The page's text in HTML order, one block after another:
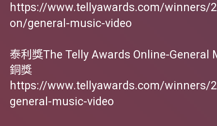
https://www.tellyawards.com/winners/
on/general-music-video
泰利獎The Telly Awards Online-General
銅獎
https://www.tellyawards.com/winners/
general-music-video